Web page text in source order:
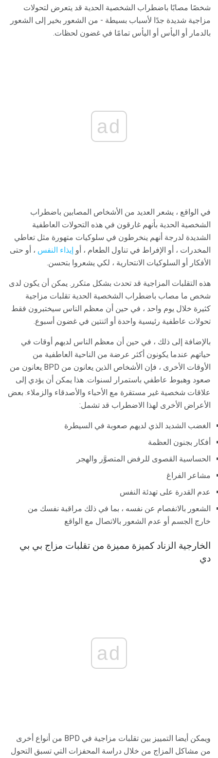
شخصًا مصابًا باضطراب الشخصية الحدية قد يتعرض لتحولات
مزاجية شديدة جدًا لأسباب بسيطة - من الشعور بخير إلى الشعور
بالدمار أو اليأس أو اليأس تمامًا في غضون لحظات.
ad
في الواقع ، يشعر العديد من الأشخاص المصابين باضطراب
الشخصية الحدية بأنهم غارقون في هذه التحولات العاطفية
الشديدة لدرجة أنهم ينخرطون في سلوكيات متهورة مثل تعاطي
المخدرات ، أو الإفراط في تناول الطعام ، أو إيذاء النفس ، أو حتى
الأفكار أو السلوكيات الانتحارية ، لكي يشعروا بتحسن.
هذه التقلبات المزاجية قد تحدث بشكل متكرر. يمكن أن يكون لدى
شخص ما مصاب باضطراب الشخصية الحدية تقلبات مزاجية
كثيرة خلال يوم واحد ، في حين أن معظم الناس سيختبرون فقط
تحولات عاطفية رئيسية واحدة أو اثنتين في غضون أسبوع.
بالإضافة إلى ذلك ، في حين أن معظم الناس لديهم أوقات في
حياتهم عندما يكونون أكثر عرضة من الناحية العاطفية من
الأوقات الأخرى ، فإن الأشخاص الذين يعانون من BPD يعانون من
صعود وهبوط عاطفي باستمرار لسنوات. هذا يمكن أن يؤدي إلى
علاقات شخصية غير مستقرة مع الأحباء والأصدقاء والزملاء. بعض
الأعراض الأخرى لهذا الاضطراب قد تشمل:
الغضب الشديد الذي لديهم صعوبة في السيطرة
أفكار بجنون العظمة
الحساسية القصوى للرفض المتصوَّر والهجر
مشاعر الفراغ
عدم القدرة على تهدئة النفس
الشعور بالانفصام عن نفسه ، بما في ذلك مراقبة نفسك من
خارج الجسم أو عدم الشعور بالاتصال مع الواقع
الخارجية الزناد كميزة مميزة من تقلبات مزاج بي بي
دي
ad
ويمكن أيضا التمييز بين تقلبات مزاجية في BPD من أنواع أخرى
من مشاكل المزاج من خلال دراسة المحفزات التي تسبق التحول